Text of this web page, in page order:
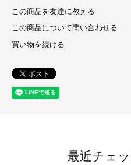
この商品を友達に教える
この商品について問い合わせる
買い物を続ける
最近チェ